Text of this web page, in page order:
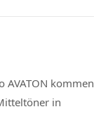
AVATON kommen
in